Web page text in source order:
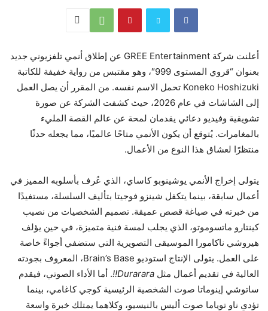
أعلنت شركة GREE Entertainment عن إطلاق أنمي تلفزيوني جديد
بعنوان “قروي المستوى 999″، وهو مقتبس من رواية خفيفة للكاتبة
Koneko Hoshizuki تحمل الاسم نفسه. من المقرر أن يصل العمل
إلى الشاشات في عام 2026، حيث كشفت الشركة عن صورة
تشويقية وفيديو دعائي يقدمان لمحة عن عالم القصة المليء
بالمغامرات. يُتوقع أن يكون الأنمي متاحًا عالميًا، مما يجعله حدثًا
منتظرًا لعشاق هذا النوع من الأعمال.
يتولى إخراج الأنمي يوشينوبو كاساي، الذي عُرف بأسلوبه المميز في
أعمال سابقة، بينما يتكفل شينزو فوجيتا بتأليف السلسلة، مستفيدًا
من خبرته في صياغة قصص عميقة. تصميم الشخصيات من نصيب
كينتارو ماتسوموتو، الذي يجلب لمسة فنية متميزة، في حين يؤلف
هيروشي ناكامورا الموسيقى التصويرية التي ستضفي أجواءً خاصة
على العمل. يتولى الإنتاج استوديو Brain’s Base، المعروف بجودته
العالية في تقديم أعمال مثل Durarara!! . أما الأداء الصوتي، فيقدم
ساتوشي إينوماتا صوت الشخصية الرئيسية كوجي كاغامي، بينما
تؤدي ناو توياما صوت أليس بالنيسيو، وكلاهما يمتلك خبرة واسعة